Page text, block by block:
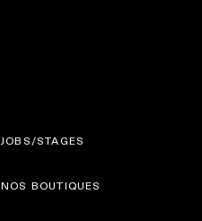
JOBS/STAGES
NOS BOUTIQUES